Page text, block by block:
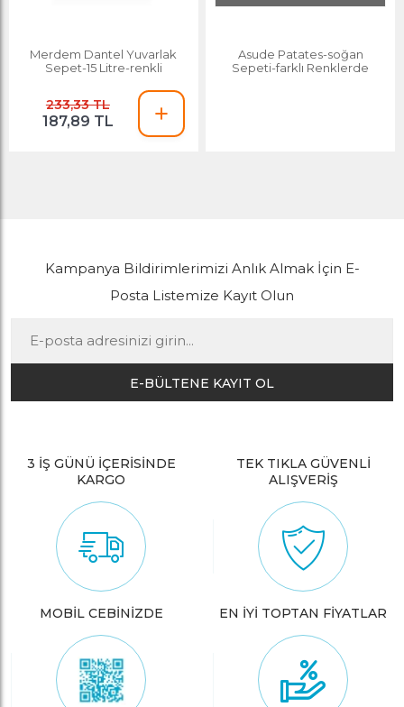
Merdem Dantel Yuvarlak
Sepet-15 Litre-renkli
233,33 TL
187,89 TL
Asude Patates-soğan
Sepeti-farklı Renklerde
Kampanya Bildirimlerimizi Anlık Almak İçin E-
Posta Listemize Kayıt Olun
E-BÜLTENE KAYIT OL
3 İŞ GÜNÜ İÇERİSİNDE
KARGO
TEK TIKLA GÜVENLİ
ALIŞVERİŞ
MOBİL CEBİNİZDE EN İYİ TOPTAN FİYATLAR